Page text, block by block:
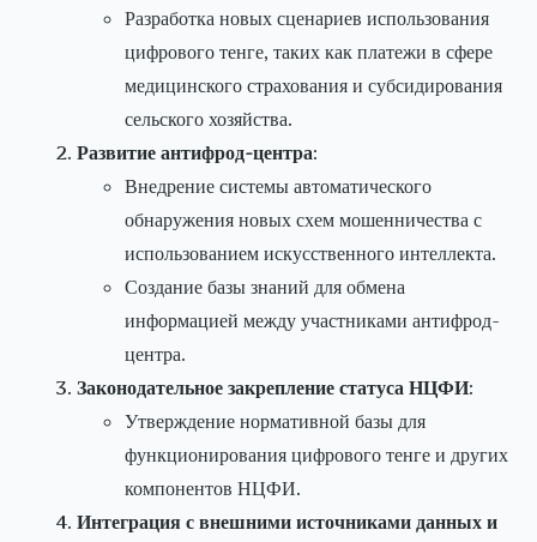
Разработка новых сценариев использования
цифрового тенге, таких как платежи в сфере
медицинского страхования и субсидирования
сельского хозяйства.
Развитие антифрод-центра:
Внедрение системы автоматического
обнаружения новых схем мошенничества с
использованием искусственного интеллекта.
Создание базы знаний для обмена
информацией между участниками антифрод-
центра.
Законодательное закрепление статуса НЦФИ:
Утверждение нормативной базы для
функционирования цифрового тенге и других
компонентов НЦФИ.
Интеграция с внешними источниками данных и